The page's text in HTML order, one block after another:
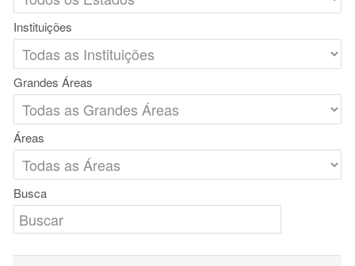
Instituições
Grandes Áreas
Áreas
Busca